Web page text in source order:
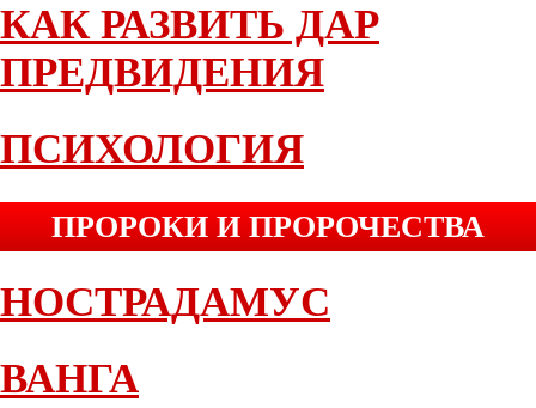
КАК РАЗВИТЬ ДАР
ПРЕДВИДЕНИЯ
ПСИХОЛОГИЯ
ПРОРОКИ И ПРОРОЧЕСТВА
НОСТРАДАМУС
ВАНГА